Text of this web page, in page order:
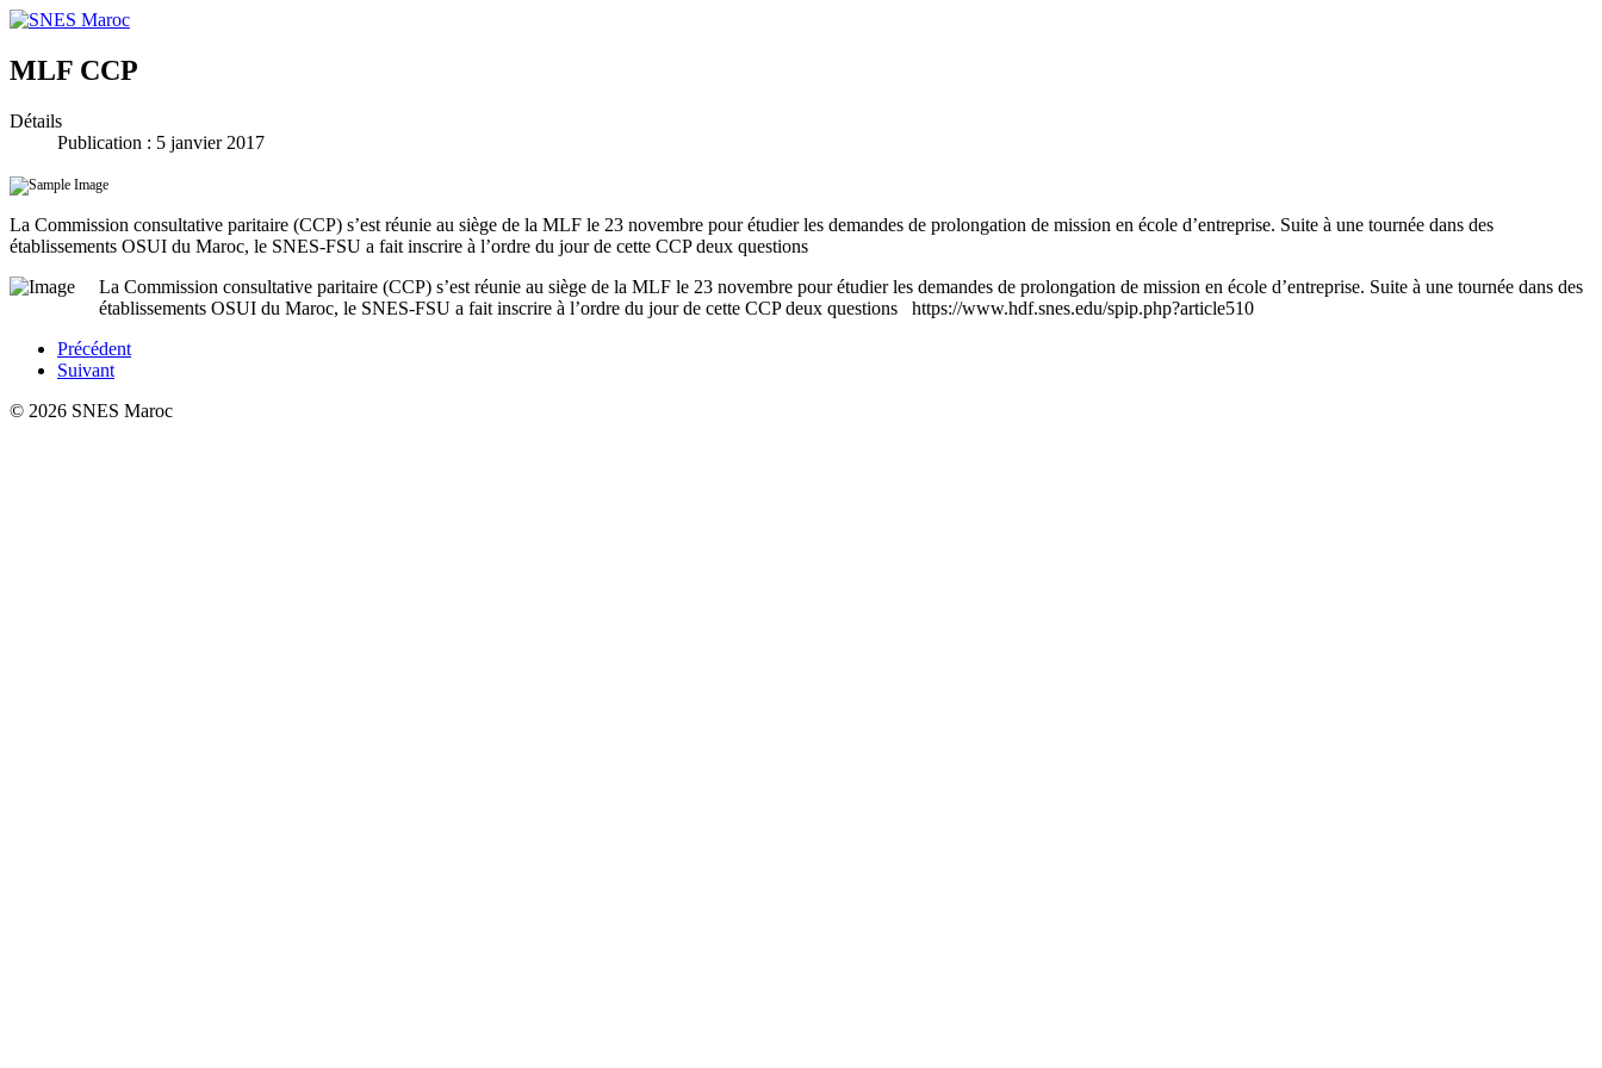
MLF CCP
Détails
Publication : 5 janvier 2017
La Commission consultative paritaire (CCP) s’est réunie au siège de la MLF le 23 novembre pour étudier les demandes de prolongation de mission en école d’entreprise. Suite à une tournée dans des
établissements OSUI du Maroc, le SNES-FSU a fait inscrire à l’ordre du jour de cette CCP deux questions
La Commission consultative paritaire (CCP) s’est réunie au siège de la MLF le 23 novembre pour étudier les demandes de prolongation de mission en école d’entreprise. Suite à une tournée dans des
établissements OSUI du Maroc, le SNES-FSU a fait inscrire à l’ordre du jour de cette CCP deux questions https://www.hdf.snes.edu/spip.php?article510
Précédent
Suivant
© 2026 SNES Maroc